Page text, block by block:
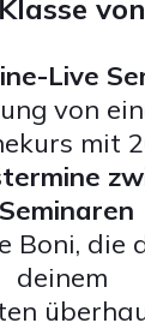
Live
von
mit
Seminaren
Boni, die
deinem